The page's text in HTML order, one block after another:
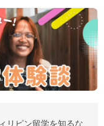
リピン留学を知るな